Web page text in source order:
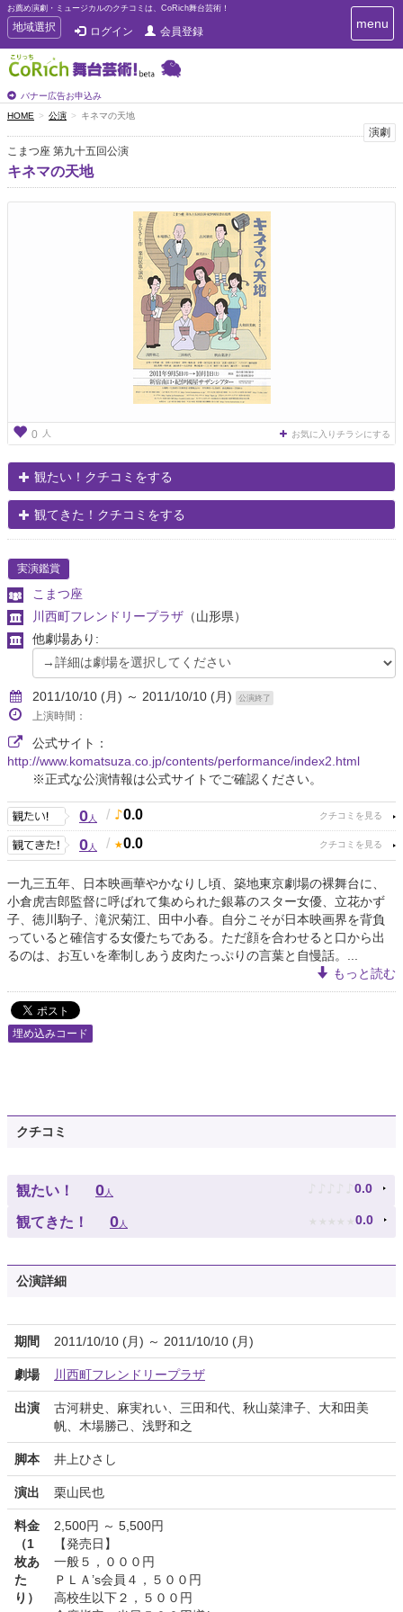
お薦め演劇・ミュージカルのクチコミは、CoRich舞台芸術！
T
o
g
g
e
n
a
v
i
g
地域選択 ログイン 会員登録
バナー広告お申込み
T
o
i
g
menu
HOME 公演 キネマの天地
演劇
こまつ座 第九十五回公演
キネマの天地
0 人 お気に入りチラシにする
観たい！クチコミをする
観てきた！クチコミをする
実演鑑賞
こまつ座
川西町フレンドリープラザ （山形県）
他劇場あり:
2011/10/10 (月) ～ 2011/10/10 (月) 公演終了
上演時間：
公式サイト：
http://www.komatsuza.co.jp/contents/performance/index2.html
※正式な公演情報は公式サイトでご確認ください。
0人 / 0.0
0人 / 0.0
一九三五年、日本映画華やかなりし頃、築地東京劇場の裸舞台に、
小倉虎吉郎監督に呼ばれて集められた銀幕のスター女優、立花かず
子、徳川駒子、滝沢菊江、田中小春。自分こそが日本映画界を背負
っていると確信する女優たちである。ただ顔を合わせると口から出
るのは、お互いを牽制しあう皮肉たっぷりの言葉と自慢話。...
もっと読む
埋め込みコード
クチコミ
観たい！ 0人 ♪ ♪ ♪ ♪ ♪ 0.0
観てきた！ 0人 ★ ★ ★ ★ ★ 0.0
公演詳細
期間 2011/10/10 (月) ～ 2011/10/10 (月)
劇場 川西町フレンドリープラザ
出演
古河耕史、麻実れい、三田和代、秋山菜津子、大和田美
帆、木場勝己、浅野和之
脚本 井上ひさし
演出 栗山民也
料金
（1
枚あ
た
り）
2,500円 ～ 5,500円
【発売日】
一般５，０００円
ＰＬＡ’s会員４，５００円
高校生以下２，５００円